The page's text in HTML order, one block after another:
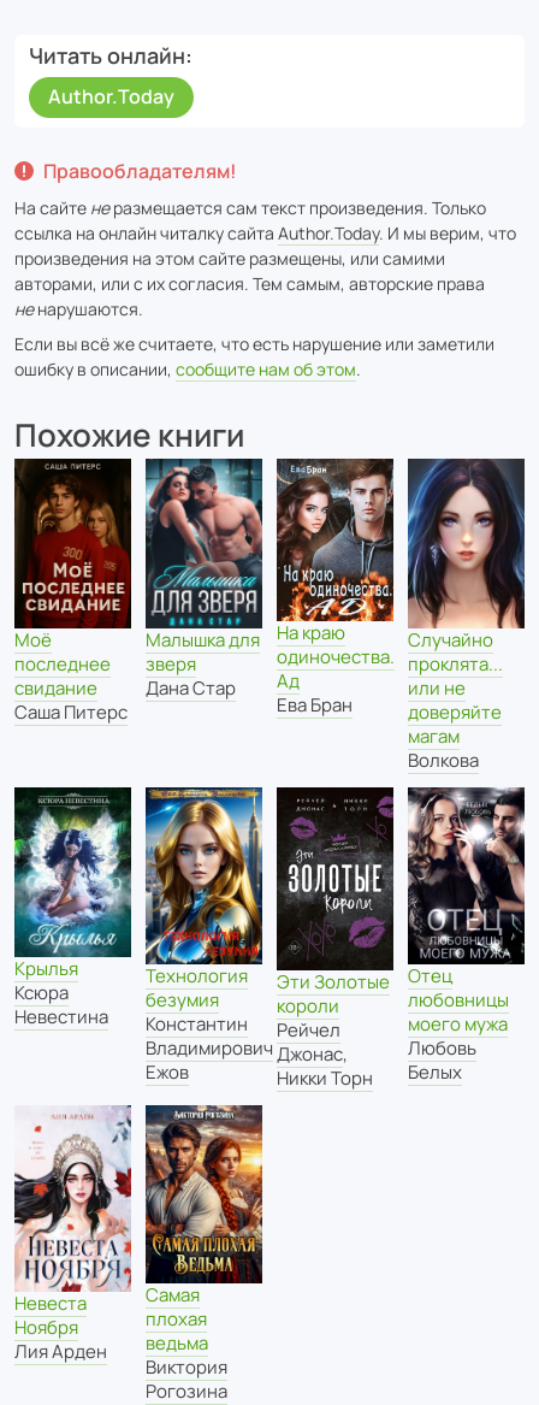
Читать онлайн
Author.Today
Правообладателям!
На сайте неразмещается сам текст произведения. Только
ссылка на онлайн читалку сайта Author.Today. И мы верим, что
произведения на этом сайте размещены, или самими
авторами, или с их согласия. Тем самым, авторские права
ненарушаются.
Если вы всё же считаете, что есть нарушение или заметили
ошибку в описании, сообщите нам об этом.
Похожие книги
Моё
последнее
свидание
Саша Питерс
Малышка для
зверя
Дана Стар
На краю
одиночества.
Ад
Ева Бран
Случайно
проклята...
или не
доверяйте
магам
Волкова
Крылья
Ксюра
Невестина
Технология
безумия
Константин
Владимирович
Ежов
Эти Золотые
короли
Рейчел
Джонас,
Никки Торн
Отец
любовницы
моего мужа
Любовь
Белых
Невеста
Ноября
Лия Арден
Самая
плохая
ведьма
Виктория
Рогозина